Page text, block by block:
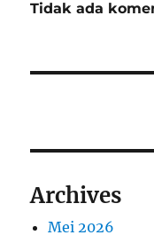
Tidak ada
Archives
Mei 2026